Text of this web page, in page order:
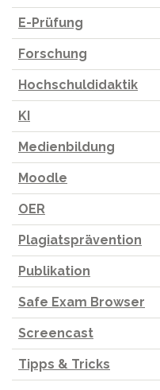
E-Prüfung
Forschung
Hochschuldidaktik
KI
Medienbildung
Moodle
OER
Plagiatsprävention
Publikation
Safe Exam Browser
Screencast
Tipps & Tricks